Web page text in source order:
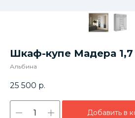
Шкаф-купе Мадера
Альбина
25 500 р.
Добавить в